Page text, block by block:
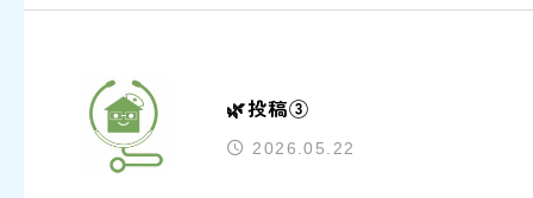
🌿投稿③
2026.05.22